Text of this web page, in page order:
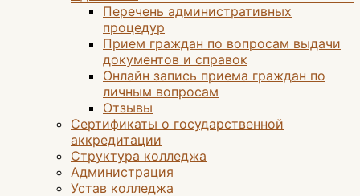
Перечень административных
процедур
Прием граждан по вопросам выдачи
документов и справок
Онлайн запись приема граждан по
личным вопросам
Отзывы
Сертификаты о государственной
аккредитации
Структура колледжа
Администрация
Устав колледжа